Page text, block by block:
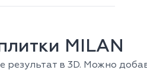
MILAN
в 3D. Можно